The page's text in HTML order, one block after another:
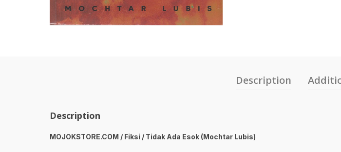
Description
Description
MOJOKSTORE.COM / Fiksi / Tidak Ada Esok (Mochtar Lubis)